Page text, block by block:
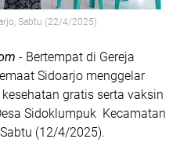
Sabtu (22/4/2025)
- Bertempat di Gereja
Sidoarjo menggelar
gratis serta vaksin
Sidoklumpuk Kecamatan
(12/4/2025).